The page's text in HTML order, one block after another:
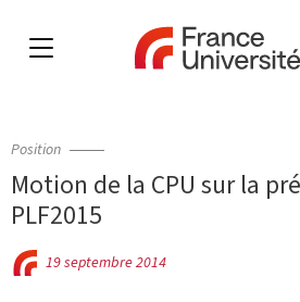
Position
Motion de la CPU sur la
PLF2015
19 septembre 2014